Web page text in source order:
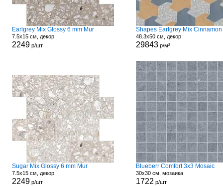
Earlgrey Mix Glossy 6 mm Mur
7.5x15 см, декор
2249р/шт
48.3x50 см, декор
29843р/м²
Sugar Mix Glossy 6 mm Mur
7.5x15 см, декор
2249р/шт
Blueberr Comfort 3x3 Mosaic
30x30 см, мозаика
1722 р/шт